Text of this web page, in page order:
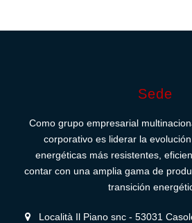
Sede
Como grupo empresarial
corporativo es liderar la
energéticas más resistentes,
contar con una amplia gama de
transición
Località Il Piano snc - 53031